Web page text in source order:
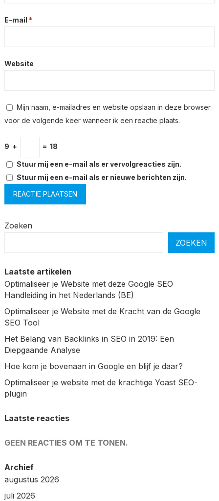
E-mail *
Website
Mijn naam, e-mailadres en website opslaan in deze browser
voor de volgende keer wanneer ik een reactie plaats.
9 + = 18
Stuur mij een e-mail als er vervolgreacties zijn.
Stuur mij een e-mail als er nieuwe berichten zijn.
Zoeken
ZOEKEN
Laatste artikelen
Optimaliseer je Website met deze Google SEO
Handleiding in het Nederlands (BE)
Optimaliseer je Website met de Kracht van de Google
SEO Tool
Het Belang van Backlinks in SEO in 2019: Een
Diepgaande Analyse
Hoe kom je bovenaan in Google en blijf je daar?
Optimaliseer je website met de krachtige Yoast SEO-
plugin
Laatste reacties
GEEN REACTIES OM TE TONEN.
Archief
augustus 2026
juli 2026